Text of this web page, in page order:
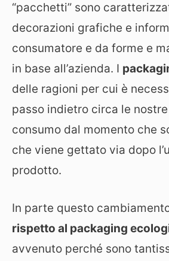
“pacchetti” sono
decorazioni grafiche e
consumatore e da forme e
in base all’azienda. I
delle ragioni per cui è
passo indietro circa le
consumo dal momento che
che viene gettato via dopo
prodotto.
In parte questo
rispetto al packaging
avvenuto perché sono